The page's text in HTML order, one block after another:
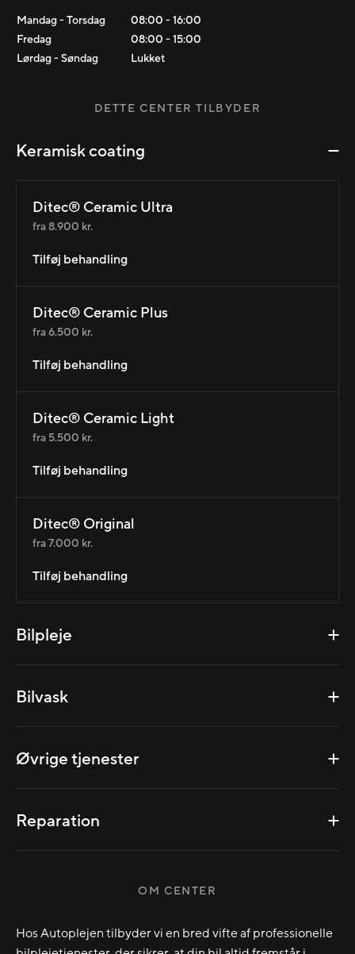
Mandag - Torsdag 08:00 -16:00
Fredag
08:00 -15:00
Lørdag - Søndag
Lukket
DETTE CENTER TILBYDER
Keramisk coating
Ditec® Ceramic Ultra
fra 8.900 kr.
Tilføj behandling
Ditec® Ceramic Plus
fra 6.500 kr.
Tilføj behandling
Ditec® Ceramic Light
fra 5.500 kr.
Tilføj behandling
Ditec® Original
fra 7.000 kr.
Tilføj behandling
Bilpleje
Bilvask
Øvrige tjenester
Reparation
OM CENTER
Hos Autoplejen tilbyder vi en bred vifte af professionelle